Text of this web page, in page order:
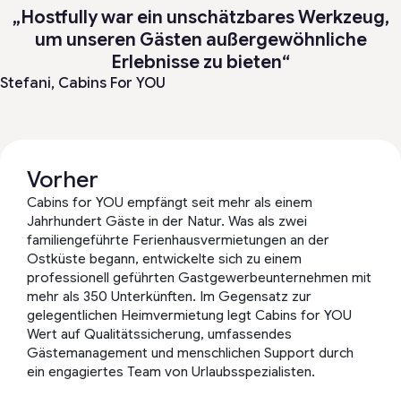
„Hostfully war ein unschätzbares Werkzeug,
um unseren Gästen außergewöhnliche
Erlebnisse zu bieten“
Stefani, Cabins For YOU
Vorher
Cabins for YOU empfängt seit mehr als einem
Jahrhundert Gäste in der Natur. Was als zwei
familiengeführte Ferienhausvermietungen an der
Ostküste begann, entwickelte sich zu einem
professionell geführten Gastgewerbeunternehmen mit
mehr als 350 Unterkünften. Im Gegensatz zur
gelegentlichen Heimvermietung legt Cabins for YOU
Wert auf Qualitätssicherung, umfassendes
Gästemanagement und menschlichen Support durch
ein engagiertes Team von Urlaubsspezialisten.